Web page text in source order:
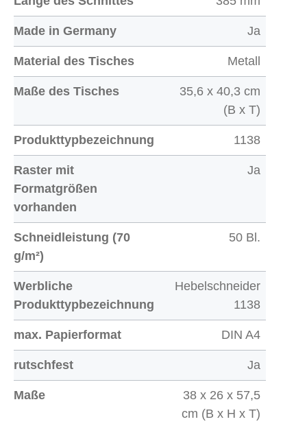
Made in Germany Ja
Material des Tisches Metall
Maße des Tisches
35,6 x 40,3 cm
(B x T)
Produkttypbezeichnung 1138
Raster mit
Formatgrößen
vorhanden
Ja
Schneidleistung (70
g/m²)
50 Bl.
Werbliche
Produkttypbezeichnung
Hebelschneider
1138
max. Papierformat DIN A4
rutschfest Ja
Maße
38 x 26 x 57,5
cm (B x H x T)